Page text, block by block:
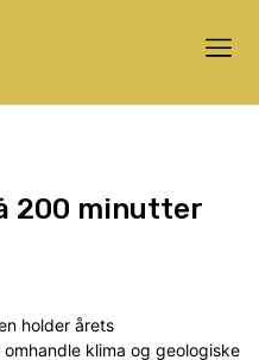
200 minutter
holder årets
klima og geologiske